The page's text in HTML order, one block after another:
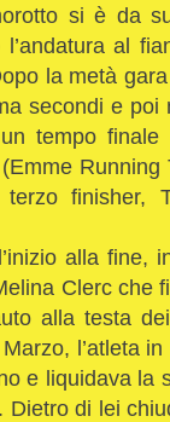
si è da
al
la metà
secondi e
tempo
finisher,
alla fine,
Clerc che
alla testa
l’atleta
e liquidava la
di lei